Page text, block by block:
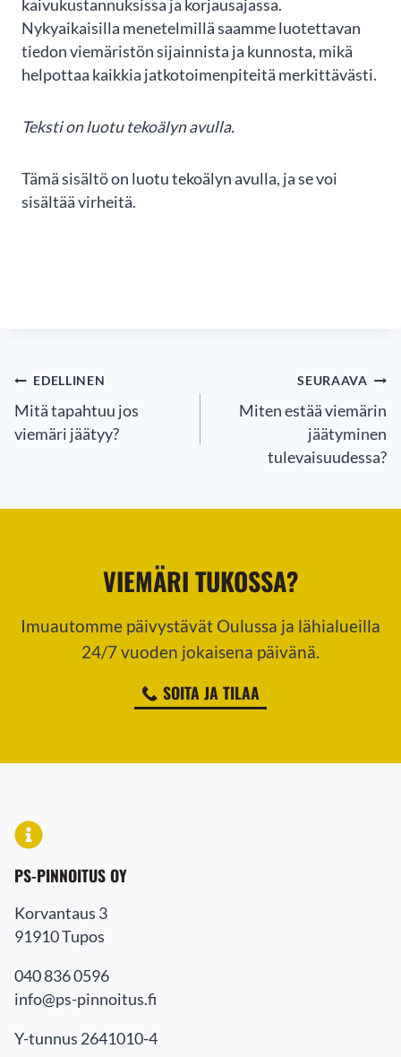
kaivukustannuksissa ja korjausajassa.
Nykyaikaisilla menetelmillä saamme luotettavan
tiedon viemäristön sijainnista ja kunnosta, mikä
helpottaa kaikkia jatkotoimenpiteitä merkittävästi.
Teksti on luotu tekoälyn avulla.
Tämä sisältö on luotu tekoälyn avulla, ja se voi
sisältää virheitä.
ARTIKKELIEN
SELAUS
EDELLINEN
Mitä tapahtuu jos
viemäri jäätyy?
SEURAAVA
Miten estää viemärin
jäätyminen
tulevaisuudessa?
VIEMÄRI TUKOSSA?
Imuautomme päivystävät Oulussa ja lähialueilla
24/7 vuoden jokaisena päivänä.
SOITA JA TILAA
PS-PINNOITUS OY
Korvantaus 3
91910 Tupos
040 836 0596
info@ps-pinnoitus.fi
Y-tunnus 2641010-4